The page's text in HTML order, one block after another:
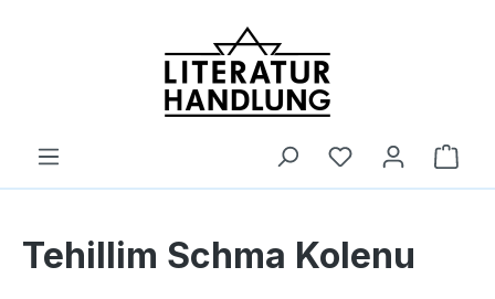
Tehillim Schma Kolenu